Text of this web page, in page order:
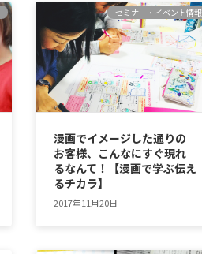
セミナー・イベント情報
漫画でイメージした通りの
お客様、こんなにすぐ現れ
るなんて！【漫画で学ぶ伝え
るチカラ】
2017年11月20日